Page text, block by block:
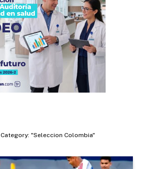
Category: "Seleccion Colombia"